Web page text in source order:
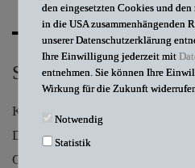
SCHWERPUNKTE
Krankenhausrecht
Datenschutzrecht
Gesetzliche
den eingesetzten Cookies und
in die USA zusammenhängenden
unserer Datenschutzerklärung
Ihre Einwilligung jederzeit mit
entnehmen. Sie können Ihre
Wirkung für die Zukunft
Notwendig
Statistik